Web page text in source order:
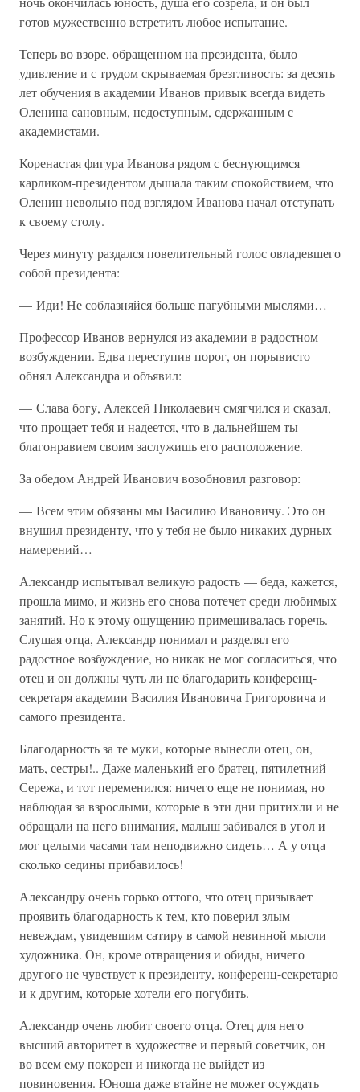
готов мужественно встретить любое испытание.
Теперь во взоре, обращенном на президента, было
удивление и с трудом скрываемая брезгливость: за десять
лет обучения в академии Иванов привык всегда видеть
Оленина сановным, недоступным, сдержанным с
академистами.
Коренастая фигура Иванова рядом с беснующимся
карликом-президентом дышала таким спокойствием, что
Оленин невольно под взглядом Иванова начал отступать
к своему столу.
Через минуту раздался повелительный голос овладевшего
собой президента:
— Иди! Не соблазняйся больше пагубными мыслями…
Профессор Иванов вернулся из академии в радостном
возбуждении. Едва переступив порог, он порывисто
обнял Александра и объявил:
— Слава богу, Алексей Николаевич смягчился и сказал,
что прощает тебя и надеется, что в дальнейшем ты
благонравием своим заслужишь его расположение.
За обедом Андрей Иванович возобновил разговор:
— Всем этим обязаны мы Василию Ивановичу. Это он
внушил президенту, что у тебя не было никаких дурных
намерений…
Александр испытывал великую радость — беда, кажется,
прошла мимо, и жизнь его снова потечет среди любимых
занятий. Но к этому ощущению примешивалась горечь.
Слушая отца, Александр понимал и разделял его
радостное возбуждение, но никак не мог согласиться, что
отец и он должны чуть ли не благодарить конференц-
секретаря академии Василия Ивановича Григоровича и
самого президента.
Благодарность за те муки, которые вынесли отец, он,
мать, сестры!.. Даже маленький его братец, пятилетний
Сережа, и тот переменился: ничего еще не понимая, но
наблюдая за взрослыми, которые в эти дни притихли и не
обращали на него внимания, малыш забивался в угол и
мог целыми часами там неподвижно сидеть… А у отца
сколько седины прибавилось!
Александру очень горько оттого, что отец призывает
проявить благодарность к тем, кто поверил злым
невеждам, увидевшим сатиру в самой невинной мысли
художника. Он, кроме отвращения и обиды, ничего
другого не чувствует к президенту, конференц-секретарю
и к другим, которые хотели его погубить.
Александр очень любит своего отца. Отец для него
высший авторитет в художестве и первый советчик, он
во всем ему покорен и никогда не выйдет из
повиновения. Юноша даже втайне не может осуждать